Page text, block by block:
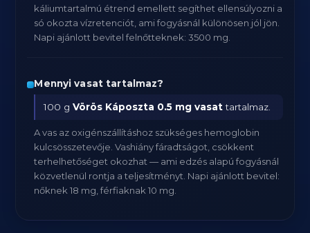
káliumtartalmú étrend emellett segíthet ellensúlyozni a
só okozta vízretenciót, ami fogyásnál különösen jól jön.
Napi ajánlott bevitel felnőtteknek: 3500 mg.
Mennyi vasat tartalmaz?
100 gVörös Káposzta 0.5 mg vasattartalmaz.
A vas az oxigénszállításhoz szükséges hemoglobin
kulcsösszetevője. Vashiány fáradtságot, csökkent
terhelhetőséget okozhat — ami edzés alapú fogyásnál
közvetlenül rontja a teljesítményt. Napi ajánlott bevitel:
nőknek 18 mg, férfiaknak 10 mg.